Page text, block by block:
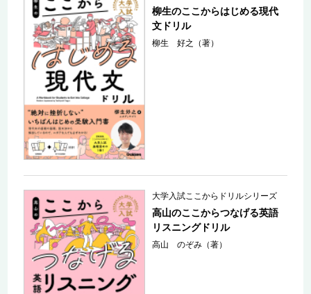
柳生のここからはじめる現代
文ドリル
柳生 好之（著）
大学入試ここからドリルシリーズ
高山のここからつなげる英語
リスニングドリル
高山 のぞみ（著）